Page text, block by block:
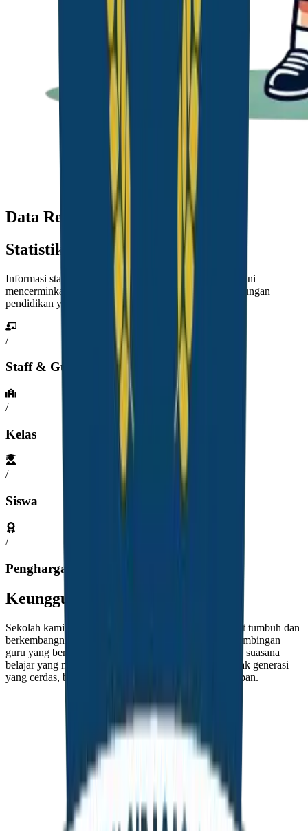
Data Real-Time
Statistik Sekolah
Informasi statistik keseluruhan dari sekolah kami. Data ini
mencerminkan dedikasi kami dalam menciptakan lingkungan
pendidikan yang berkualitas.
/
Staff & Guru
/
Kelas
/
Siswa
/
Penghargaan
Keunggulan Sekolah Kami
Sekolah kami bukan sekadar tempat belajar, tapi tempat tumbuh dan
berkembangnya potensi terbaik setiap anak. Dengan bimbingan
guru yang berdedikasi, fasilitas yang mendukung, serta suasana
belajar yang menyenangkan, kami hadir untuk mencetak generasi
yang cerdas, berkarakter, dan siap bersaing di masa depan.